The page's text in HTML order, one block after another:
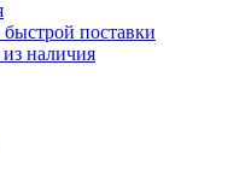
поставки